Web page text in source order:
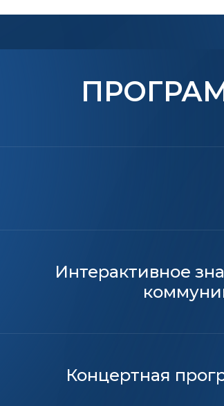
Интерактивное
Концертная